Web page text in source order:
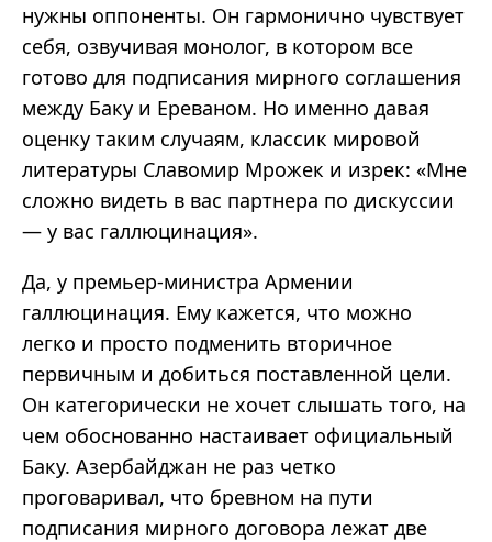
нужны оппоненты. Он гармонично чувствует
себя, озвучивая монолог, в котором все
готово для подписания мирного соглашения
между Баку и Ереваном. Но именно давая
оценку таким случаям, классик мировой
литературы Славомир Мрожек и изрек: «Мне
сложно видеть в вас партнера по дискуссии
— у вас галлюцинация».
Да, у премьер-министра Армении
галлюцинация. Ему кажется, что можно
легко и просто подменить вторичное
первичным и добиться поставленной цели.
Он категорически не хочет слышать того, на
чем обоснованно настаивает официальный
Баку. Азербайджан не раз четко
проговаривал, что бревном на пути
подписания мирного договора лежат две